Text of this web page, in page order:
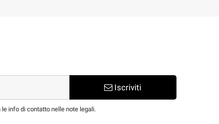
Iscriviti
info di contatto nelle note legali.